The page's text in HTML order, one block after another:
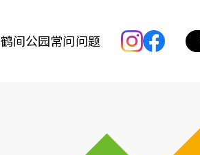
鹤间公园常问问题